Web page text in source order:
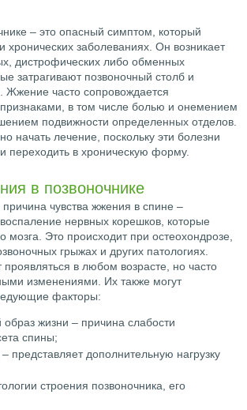
– это опасный симптом, который
хронических заболеваниях. Он возникает
дистрофических либо обменных
затрагивают позвоночный столб и
Жжение часто сопровождается
в том числе болью и онемением
подвижности определенных отделов.
начать лечение, поскольку эти болезни
и переходить в хроническую форму.
в позвоночнике
чувства жжения в спине –
нервных корешков, которые
мозга. Это происходит при остеохондрозе,
грыжах и других патологиях.
проявляться в любом возрасте, но часто
изменениями. Их также могут
факторы:
жизни – причина слабости
спины;
представляет дополнительную нагрузку
строения позвоночника, его